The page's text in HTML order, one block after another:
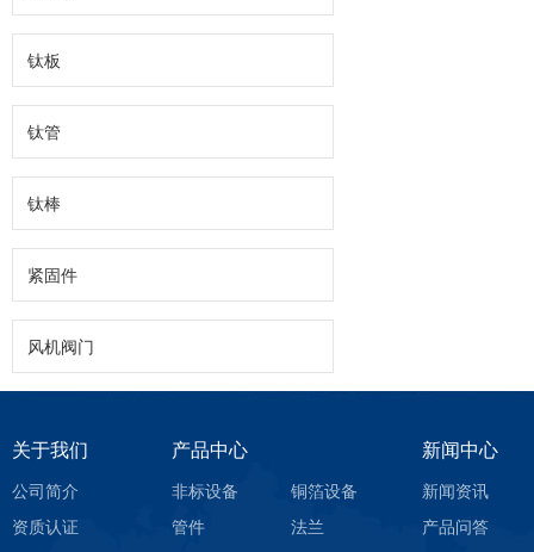
钛板
钛管
钛棒
紧固件
风机阀门
关于我们
公司简介
资质认证
产品中心
非标设备
铜箔设备
管件
法兰
新闻中心
新闻资讯
产品问答